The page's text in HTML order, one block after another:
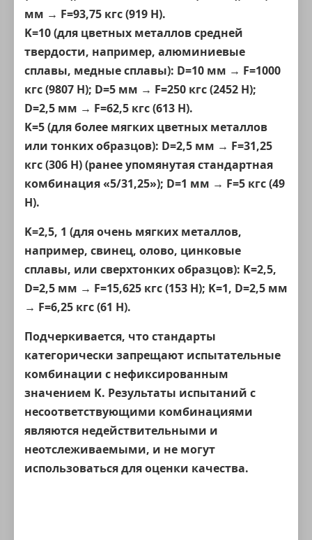
мм → F=93,75 кгс (919 Н).
K=10 (для цветных металлов средней
твердости, например, алюминиевые
сплавы, медные сплавы): D=10 мм → F=1000
кгс (9807 Н); D=5 мм → F=250 кгс (2452 Н);
D=2,5 мм → F=62,5 кгс (613 Н).
K=5 (для более мягких цветных металлов
или тонких образцов): D=2,5 мм → F=31,25
кгс (306 Н) (ранее упомянутая стандартная
комбинация «5/31,25»); D=1 мм → F=5 кгс (49
Н).
K=2,5, 1 (для очень мягких металлов,
например, свинец, олово, цинковые
сплавы, или сверхтонких образцов): K=2,5,
D=2,5 мм → F=15,625 кгс (153 Н); K=1, D=2,5 мм
→ F=6,25 кгс (61 Н).
Подчеркивается, чтостандарты
категорически запрещают испытательные
комбинации с нефиксированным
значением K. Результаты испытаний с
несоответствующими комбинациями
являются недействительными и
неотслеживаемыми, и не могут
использоваться для оценки качества.